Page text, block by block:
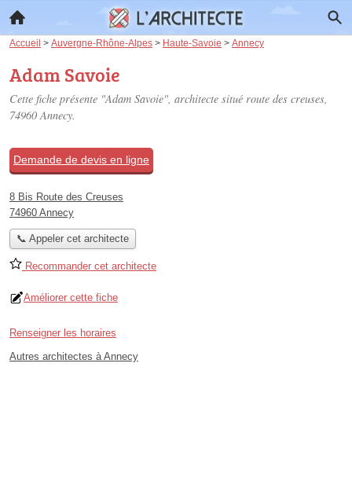
Accueil > Auvergne-Rhône-Alpes > Haute-Savoie > Annecy
Adam Savoie
Cette fiche présente "Adam Savoie", architecte situé route des creuses,
74960 Annecy.
Demande de devis en ligne
8 Bis Route des Creuses
74960 Annecy
📞 Appeler cet architecte
Recommander cet architecte
Améliorer cette fiche
Renseigner les horaires
Autres architectes à Annecy